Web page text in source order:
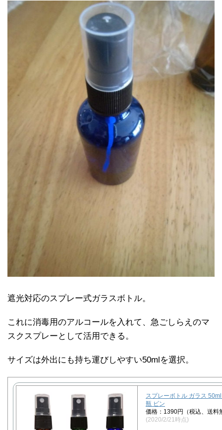
遮光対応のスプレー式ガラスボトル。
これに消毒用のアルコールを入れて、急ごしらえのマ
スクスプレーとして活用できる。
サイズは外出にも持ち運びしやすい50mlを選択。
スプレーボトル ガラス
瓶 ビン
価格：1390円（税込、送料
(2020/2/21時点)